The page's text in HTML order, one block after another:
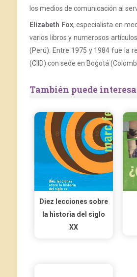
los medios de comunicación al
Elizabeth Fox, especialista en
varios libros y numerosos
(Perú). Entre 1975 y 1984 fue la
(CIID) con sede en Bogotá
También puede
Diez lecciones sobre
la historia del siglo
XX